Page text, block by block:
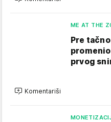
ME AT THE
Pre
prvog
Komentariši